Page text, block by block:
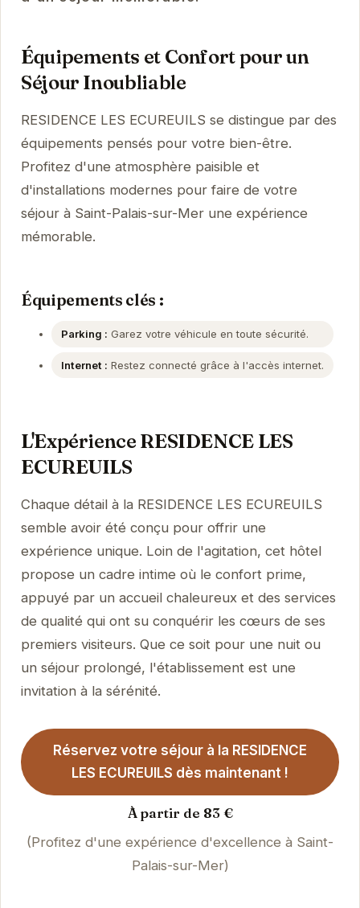
Équipements et Confort pour un
Séjour Inoubliable
RESIDENCE LES ECUREUILS se distingue par des
équipements pensés pour votre bien-être.
Profitez d'une atmosphère paisible et
d'installations modernes pour faire de votre
séjour à Saint-Palais-sur-Mer une expérience
mémorable.
Équipements clés :
Parking : Garez votre véhicule en toute sécurité.
Internet : Restez connecté grâce à l'accès internet.
L'Expérience RESIDENCE LES
ECUREUILS
Chaque détail à la RESIDENCE LES ECUREUILS
semble avoir été conçu pour offrir une
expérience unique. Loin de l'agitation, cet hôtel
propose un cadre intime où le confort prime,
appuyé par un accueil chaleureux et des services
de qualité qui ont su conquérir les cœurs de ses
premiers visiteurs. Que ce soit pour une nuit ou
un séjour prolongé, l'établissement est une
invitation à la sérénité.
Réservez votre séjour à la RESIDENCE
LES ECUREUILS dès maintenant !
À partir de 83 €
(Profitez d'une expérience d'excellence à Saint-
Palais-sur-Mer)